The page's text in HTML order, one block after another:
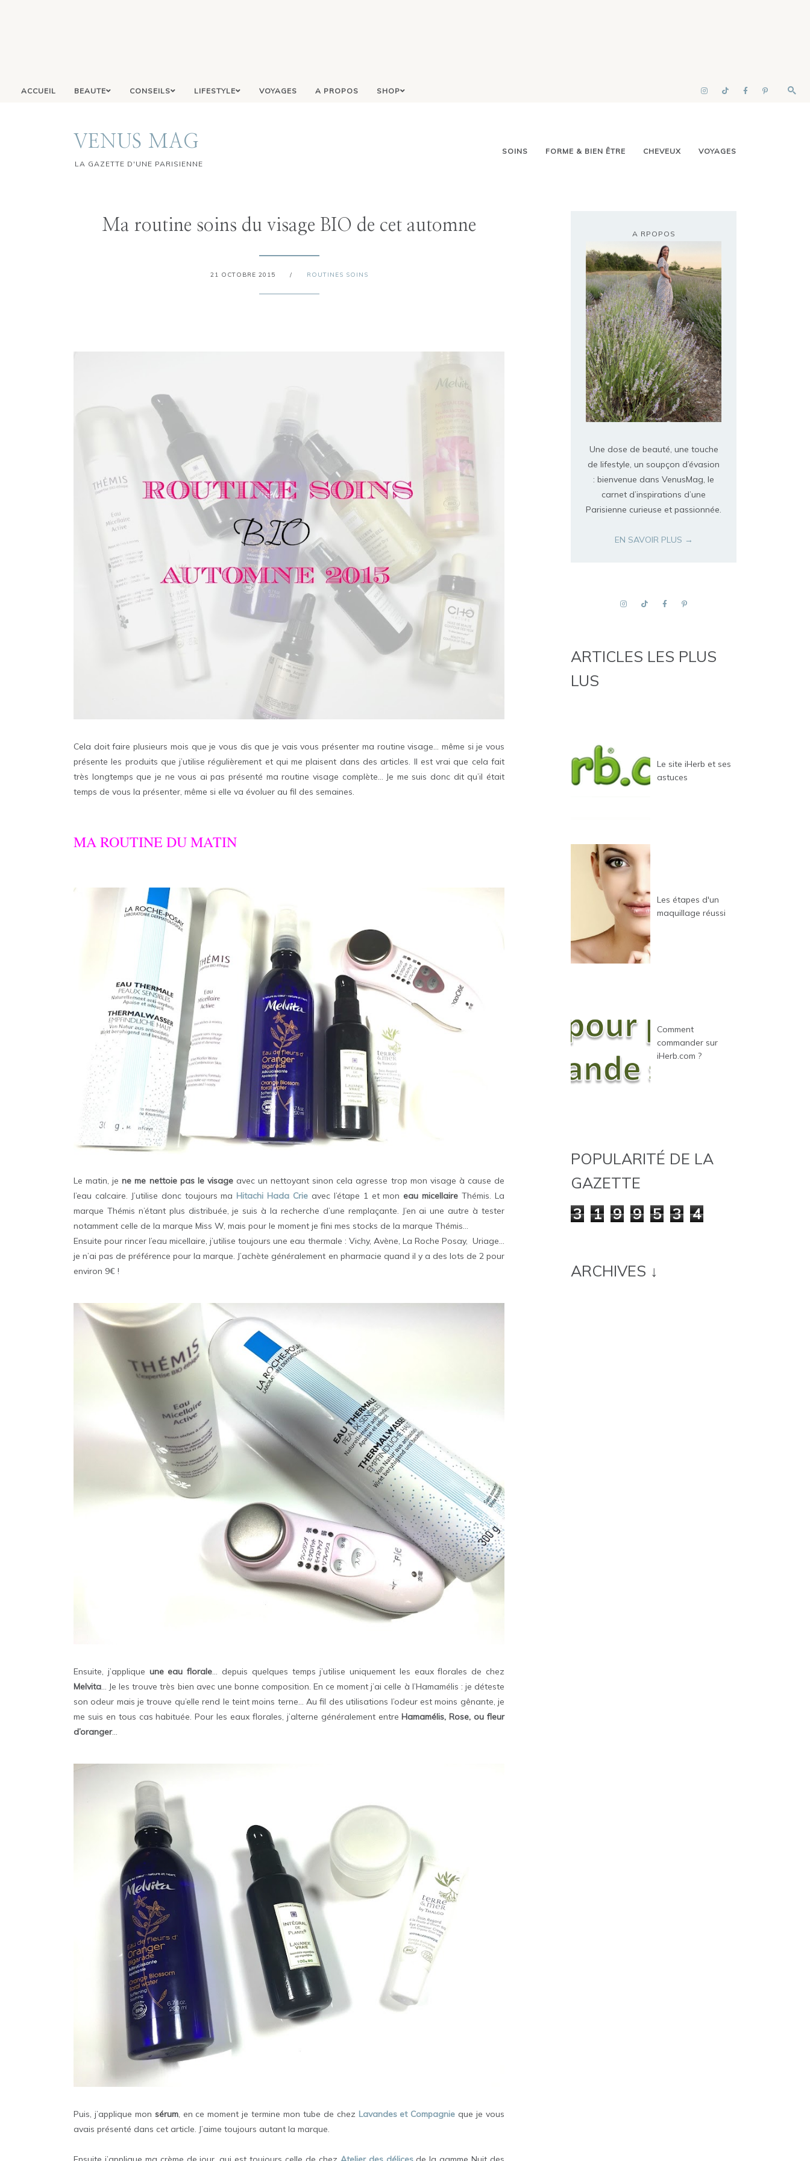
ACCUEIL BEAUTE CONSEILS LIFESTYLE VOYAGES A PROPOS SHOP
VENUS MAG
LA GAZETTE D'UNE PARISIENNE
SOINS FORME & BIEN ÊTRE CHEVEUX VOYAGES
Ma routine soins du visage BIO de cet automne
21 OCTOBRE 2015 / ROUTINES SOINS
Cela doit faire plusieurs mois que je vous dis que je vais vous présenter ma routine visage… même si je vous
présente les produits que j’utilise régulièrement et qui me plaisent dans des articles. Il est vrai que cela fait
très longtemps que je ne vous ai pas présenté ma routine visage complète… Je me suis donc dit qu’il était
temps de vous la présenter, même si elle va évoluer au fil des semaines.
MA ROUTINE DU MATIN
Le matin, jene me nettoie pas le visageavec un nettoyant sinon cela agresse trop mon visage à cause de
l’eau calcaire. J’utilise donc toujours ma Hitachi Hada Crie avec l’étape 1 et mon eau micellaire Thémis. La
marque Thémis n’étant plus distribuée, je suis à la recherche d’une remplaçante. J’en ai une autre à tester
notamment celle de la marque Miss W, mais pour le moment je fini mes stocks de la marque Thémis…
Ensuite pour rincer l’eau micellaire, j’utilise toujours une eau thermale : Vichy, Avène, La Roche Posay, Uriage…
je n’ai pas de préférence pour la marque. J’achète généralement en pharmacie quand il y a des lots de 2 pour
environ 9€ !
Ensuite, j’applique une eau florale… depuis quelques temps j’utilise uniquement les eaux florales de chez
Melvita… Je les trouve très bien avec une bonne composition. En ce moment j’ai celle à l’Hamamélis : je déteste
son odeur mais je trouve qu’elle rend le teint moins terne… Au fil des utilisations l’odeur est moins gênante, je
me suis en tous cas habituée. Pour les eaux florales, j’alterne généralement entreHamamélis, Rose, ou fleur
d’oranger…
Puis, j’applique mon sérum, en ce moment je termine mon tube de chez Lavandes et Compagnie que je vous
avais présenté dans cet article. J’aime toujours autant la marque.
A RPOPOS
Une dose de beauté, une touche
de lifestyle, un soupçon d’évasion
: bienvenue dans VenusMag, le
carnet d’inspirations d’une
Parisienne curieuse et passionnée.
EN SAVOIR PLUS →
ARTICLES LES PLUS
LUS
Le site iHerb et ses
astuces
Les étapes d'un
maquillage réussi
Comment
commander sur
iHerb.com ?
POPULARITÉ DE LA
GAZETTE
3 1 9 9 5 3 4
ARCHIVES ↓